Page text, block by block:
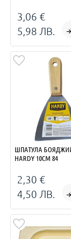
3,06 €
5,98 ЛВ.
ШПАТУЛА
HARDY 10СМ 84
2,30 €
4,50 ЛВ.